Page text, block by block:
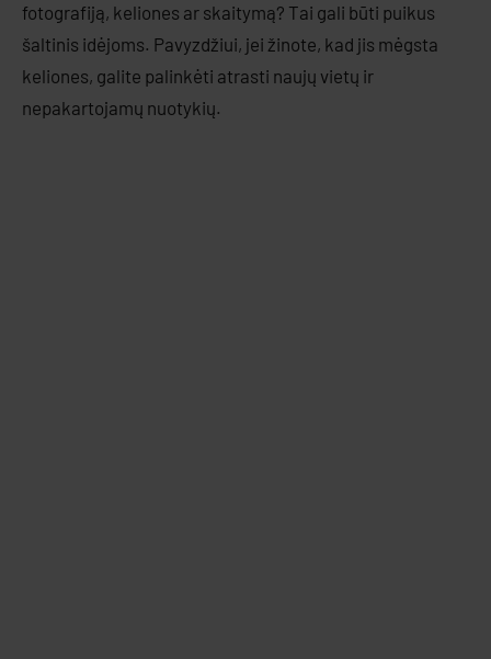
fotografiją, keliones ar skaitymą? Tai gali būti puikus
šaltinis idėjoms. Pavyzdžiui, jei žinote, kad jis mėgsta
keliones, galite palinkėti atrasti naujų vietų ir
nepakartojamų nuotykių.